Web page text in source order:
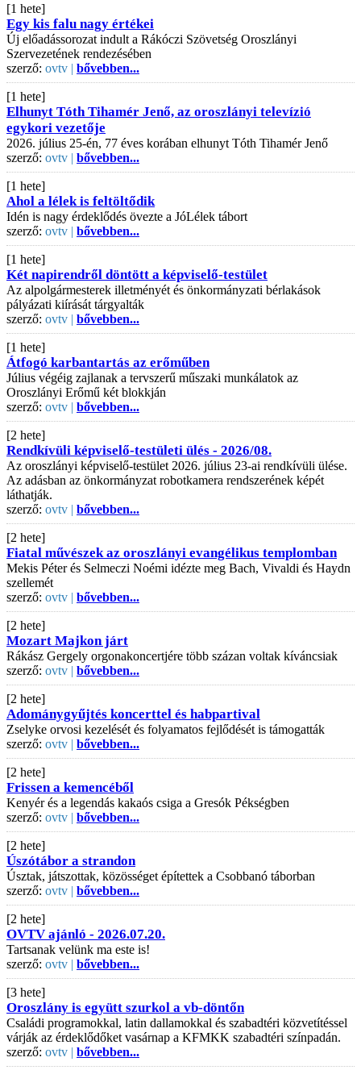
[1 hete]
Egy kis falu nagy értékei
Új előadássorozat indult a Rákóczi Szövetség Oroszlányi
Szervezetének rendezésében
szerző: ovtv | bővebben...
[1 hete]
Elhunyt Tóth Tihamér Jenő, az oroszlányi televízió
egykori vezetője
2026. július 25-én, 77 éves korában elhunyt Tóth Tihamér Jenő
szerző: ovtv | bővebben...
[1 hete]
Ahol a lélek is feltöltődik
Idén is nagy érdeklődés övezte a JóLélek tábort
szerző: ovtv | bővebben...
[1 hete]
Két napirendről döntött a képviselő-testület
Az alpolgármesterek illetményét és önkormányzati bérlakások
pályázati kiírását tárgyalták
szerző: ovtv | bővebben...
[1 hete]
Átfogó karbantartás az erőműben
Július végéig zajlanak a tervszerű műszaki munkálatok az
Oroszlányi Erőmű két blokkján
szerző: ovtv | bővebben...
[2 hete]
Rendkívüli képviselő-testületi ülés - 2026/08.
Az oroszlányi képviselő-testület 2026. július 23-ai rendkívüli ülése.
Az adásban az önkormányzat robotkamera rendszerének képét
láthatják.
szerző: ovtv | bővebben...
[2 hete]
Fiatal művészek az oroszlányi evangélikus templomban
Mekis Péter és Selmeczi Noémi idézte meg Bach, Vivaldi és Haydn
szellemét
szerző: ovtv | bővebben...
[2 hete]
Mozart Majkon járt
Rákász Gergely orgonakoncertjére több százan voltak kíváncsiak
szerző: ovtv | bővebben...
[2 hete]
Adománygyűjtés koncerttel és habpartival
Zselyke orvosi kezelését és folyamatos fejlődését is támogatták
szerző: ovtv | bővebben...
[2 hete]
Frissen a kemencéből
Kenyér és a legendás kakaós csiga a Gresók Pékségben
szerző: ovtv | bővebben...
[2 hete]
Úszótábor a strandon
Úsztak, játszottak, közösséget építettek a Csobbanó táborban
szerző: ovtv | bővebben...
[2 hete]
OVTV ajánló - 2026.07.20.
Tartsanak velünk ma este is!
szerző: ovtv | bővebben...
[3 hete]
Oroszlány is együtt szurkol a vb-döntőn
Családi programokkal, latin dallamokkal és szabadtéri közvetítéssel
várják az érdeklődőket vasárnap a KFMKK szabadtéri színpadán.
szerző: ovtv | bővebben...